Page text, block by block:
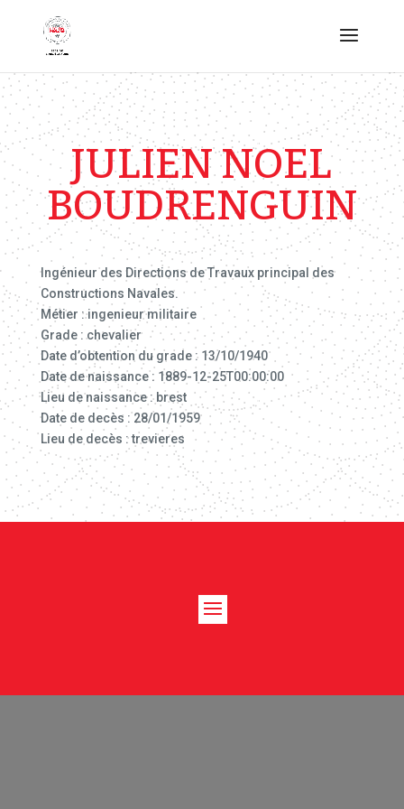
JULIEN NOEL
BOUDRENGUIN
Ingénieur des Directions de Travaux principal des
Constructions Navales.
Métier : ingenieur militaire
Grade : chevalier
Date d’obtention du grade : 13/10/1940
Date de naissance : 1889-12-25T00:00:00
Lieu de naissance : brest
Date de decès : 28/01/1959
Lieu de decès : trevieres